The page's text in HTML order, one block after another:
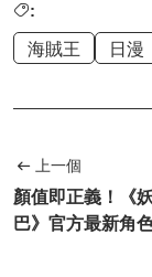
:
海賊王 日漫
上一個
顏值即正義！《
巴》官方最新角